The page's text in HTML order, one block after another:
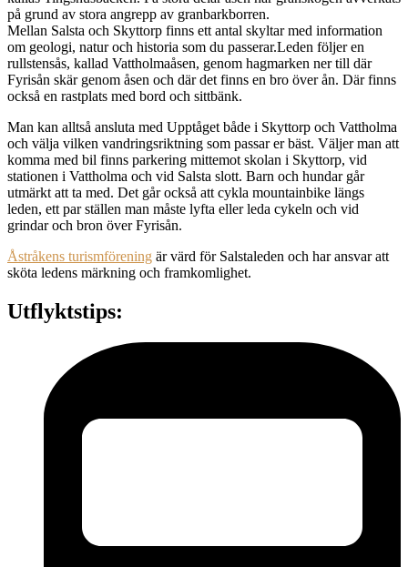
på grund av stora angrepp av granbarkborren.
Mellan Salsta och Skyttorp finns ett antal skyltar med information
om geologi, natur och historia som du passerar.Leden följer en
rullstensås, kallad Vattholmaåsen, genom hagmarken ner till där
Fyrisån skär genom åsen och där det finns en bro över ån. Där finns
också en rastplats med bord och sittbänk.
Man kan alltså ansluta med Upptåget både i Skyttorp och Vattholma
och välja vilken vandringsriktning som passar er bäst. Väljer man att
komma med bil finns parkering mittemot skolan i Skyttorp, vid
stationen i Vattholma och vid Salsta slott. Barn och hundar går
utmärkt att ta med. Det går också att cykla mountainbike längs
leden, ett par ställen man måste lyfta eller leda cykeln och vid
grindar och bron över Fyrisån.
Åstråkens turismförening är värd för Salstaleden och har ansvar att
sköta ledens märkning och framkomlighet.
Utflyktstips: